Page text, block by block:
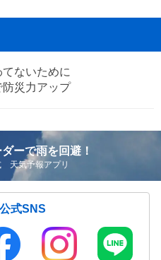
ないために
災力アップ
ーで雨を回避！
天気予報アプリ
式SNS